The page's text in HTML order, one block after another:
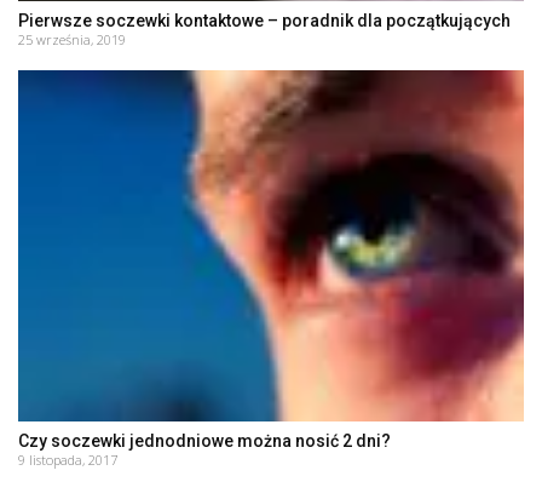
Pierwsze soczewki kontaktowe – poradnik dla początkujących
25 września, 2019
Czy soczewki jednodniowe można nosić 2 dni?
9 listopada, 2017